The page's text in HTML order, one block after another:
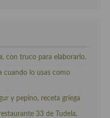
con truco para elaborarlo.
cuando lo usas como
y pepino, receta griega
33 de Tudela,